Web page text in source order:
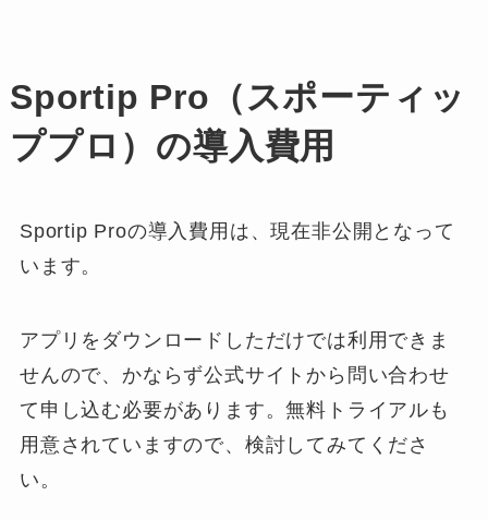
Sportip Pro（スポーティッ
ププロ）の導入費用
Sportip Proの導入費用は、現在非公開となって
います。
アプリをダウンロードしただけでは利用できま
せんので、かならず公式サイトから問い合わせ
て申し込む必要があります。無料トライアルも
用意されていますので、検討してみてくださ
い。